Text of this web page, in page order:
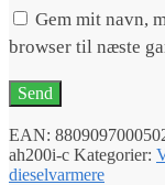
Gem mit navn,
browser til næste
EAN:
ah200i-c Kategorier:
dieselvarmere